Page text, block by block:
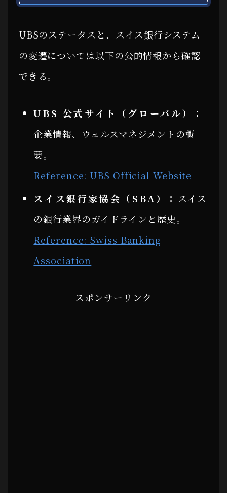
UBSのステータスと、スイス銀行システム
の変遷については以下の公的情報から確認
できる。
UBS 公式サイト（グローバル）：
企業情報、ウェルスマネジメントの概
要。
Reference: UBS Official Website
スイス銀行家協会（SBA）： スイス
の銀行業界のガイドラインと歴史。
Reference: Swiss Banking
Association
スポンサーリンク